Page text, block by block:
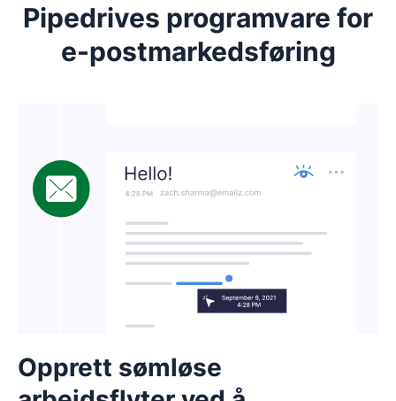
Pipedrives programvare for
e-postmarkedsføring
Opprett sømløse